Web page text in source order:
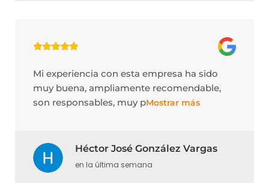
Mi experiencia con esta empresa ha sido
muy buena, ampliamente recomendable,
son responsables, muy pMostrar más
Héctor José González Vargas
en la última semana